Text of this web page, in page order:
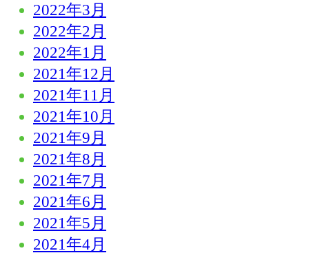
2022年3月
2022年2月
2022年1月
2021年12月
2021年11月
2021年10月
2021年9月
2021年8月
2021年7月
2021年6月
2021年5月
2021年4月